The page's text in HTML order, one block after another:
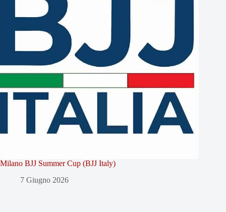
Milano BJJ Summer Cup (BJJ Italy)
7 Giugno 2026